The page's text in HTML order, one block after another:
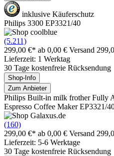
inklusive Käuferschutz
Philips 3300 EP3321/40
(5.211)
299,00 €* ab 0,00 € Versand
Lieferzeit: 1 Werktag
30 Tage kostenfreie Rücksendung
Shop-Info
Zum Anbieter
Philips Built-in milk frother Fully
Espresso Coffee Maker EP3321/
(160)
299,00 €* ab 0,00 € Versand
Lieferzeit: 5-6 Werktage
30 Tage kostenfreie Rücksendung